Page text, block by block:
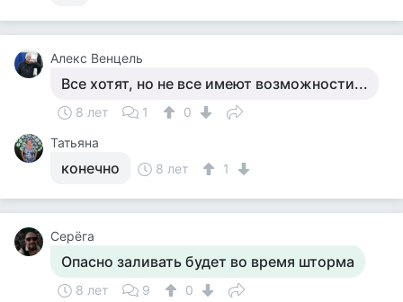
Алекс Венцель
Все хотят, но не все имеют возможности...
8 лет 1
0
Татьяна
конечно 8 лет 1
Серёга
Опасно заливать будет во время шторма
8 лет 9
0